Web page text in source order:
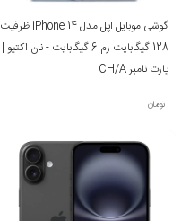
گوشی موبایل اپل مدل iPhone 14 ظرفیت
128 گیگابایت رم 6 گیگابایت - نان اکتیو |
پارت نامبر CH/A
تومان